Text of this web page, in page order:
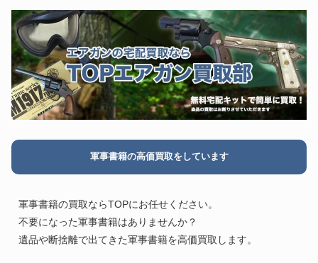
軍事書籍の高価買取をしています
軍事書籍の買取ならTOPにお任せください。
不要になった軍事書籍はありませんか？
遺品や断捨離で出てきた軍事書籍を高価買取します。